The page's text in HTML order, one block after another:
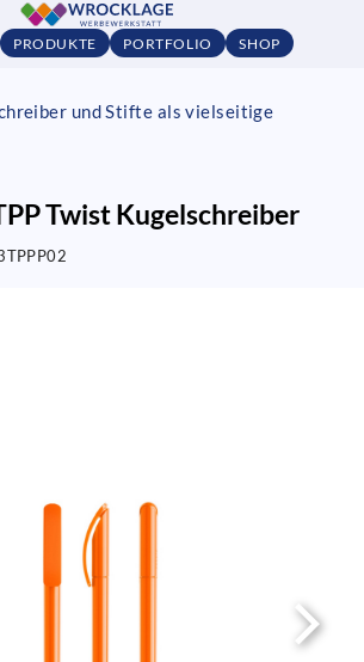
PRODUKTE PORTFOLIO SHOP
und Stifte als vielseitige
Twist Kugelschreiber